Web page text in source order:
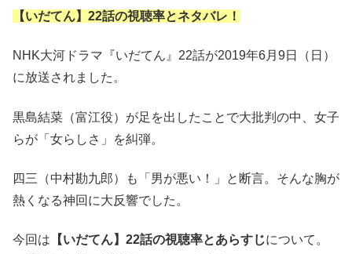
【いだてん】22話の視聴率とネタバレ！
NHK大河ドラマ『いだてん』22話が2019年6月9日（日）
に放送されました。
黒島結菜（富江役）が足を出したことで大批判の中、女子
らが「女らしさ」を糾弾。
四三（中村勘九郎）も「男が悪い！」と断言。そんな胸が
熱くなる神回に大反響でした。
今回は 【いだてん】22話の視聴率とあらすじについて。